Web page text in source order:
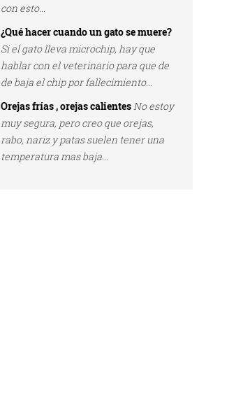
con esto...
¿Qué hacer cuando un gato se muere?
Si el gato lleva microchip, hay que
hablar con el veterinario para que de
de baja el chip por fallecimiento...
Orejas frías , orejas calientesNo estoy
muy segura, pero creo que orejas,
rabo, nariz y patas suelen tener una
temperatura mas baja...